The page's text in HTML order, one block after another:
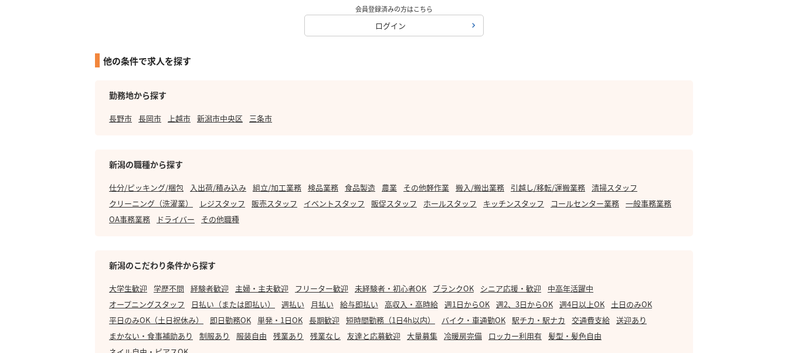
会員登録済みの方はこちら
ログイン
他の条件で求人を探す
勤務地から探す
長野市 長岡市 上越市 新潟市中央区 三条市
新潟の職種から探す
仕分/ピッキング/梱包 入出荷/積み込み 組立/加工業務 検品業務 食品製造 農業 その他軽作業 搬入/搬出業務 引越し/移転/運搬業務 清掃スタッフ
クリーニング（洗濯業）
レジスタッフ 販売スタッフ イベントスタッフ 販促スタッフ ホールスタッフ キッチンスタッフ コールセンター業務 一般事務業務
OA事務業務
ドライバー その他職種
新潟のこだわり条件から探す
大学生歓迎 学歴不問 経験者歓迎 主婦・主夫歓迎 フリーター歓迎 未経験者・初心者OK ブランクOK シニア応援・歓迎
中高年活躍中
オープニングスタッフ
日払い（または即払い） 週払い 月払い 給与即払い 高収入・高時給 週1日からOK 週2、3日からOK 週4日以上OK
土日のみOK
平日のみOK（土日祝休み）
即日勤務OK 単発・1日OK 長期歓迎 短時間勤務（1日4h以内） バイク・車通勤OK 駅チカ・駅ナカ 交通費支給 送迎あり
まかない・食事補助あり
制服あり 服装自由 残業あり 残業なし 友達と応募歓迎 大量募集 冷暖房完備 ロッカー利用有 髪型・髪色自由